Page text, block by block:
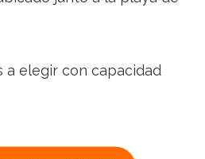
a elegir con capacidad